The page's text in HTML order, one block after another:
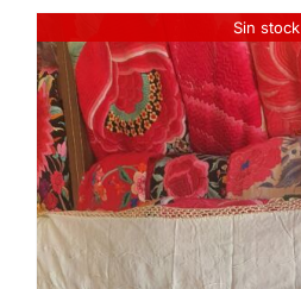
Sin stock